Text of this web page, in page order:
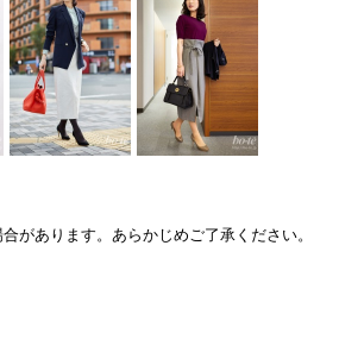
があります。あらかじめご了承ください。